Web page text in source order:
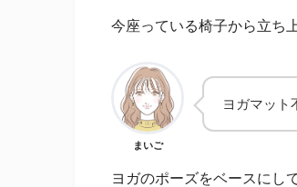
今座っている椅子から立ち
まいご
ヨガマット
ヨガのポーズをベースにし